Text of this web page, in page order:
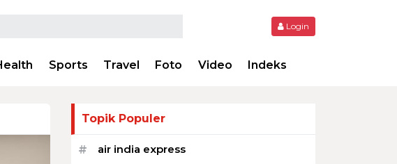
Login
Sports Travel Foto Video Indeks
Topik Populer
# air india express